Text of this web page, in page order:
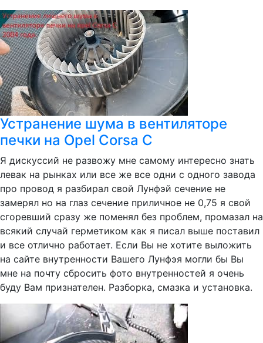
Устранение шума в вентиляторе
печки на Opel Corsa C
Я дискуссий не развожу мне самому интересно знать
левак на рынках или все же все одни с одного завода
про провод я разбирал свой Лунфэй сечение не
замерял но на глаз сечение приличное не 0,75 я свой
сгоревший сразу же поменял без проблем, промазал на
всякий случай герметиком как я писал выше поставил
и все отлично работает. Если Вы не хотите выложить
на сайте внутренности Вашего Лунфэя могли бы Вы
мне на почту сбросить фото внутренностей я очень
буду Вам признателен. Разборка, смазка и установка.